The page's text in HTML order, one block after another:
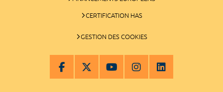
CERTIFICATION HAS
GESTION DES COOKIES